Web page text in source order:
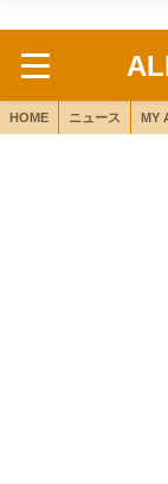
HOME ニュース MY